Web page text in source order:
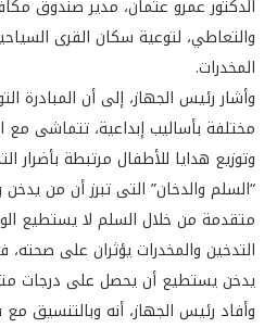
الدكتور عمرو عثمان، مدير صندوق
والتعاطي، لتوعية سكان القرى
المخدرات.
وأشار رئيس الجهاز، إلى أن المبادرة
مختلفة بأساليب إبداعية، تتماشى مع
وتوزيع هدايا للأطفال مرتبطة بأضرار
“السلم والدخان” التى تبرز أن من
متقدمة من خلال السلم لا يستطيع
التدخين والمخدرات يؤثران على
يدخن يستطيع أن يحصل على درجات
وأفاد رئيس الجهاز، أنه